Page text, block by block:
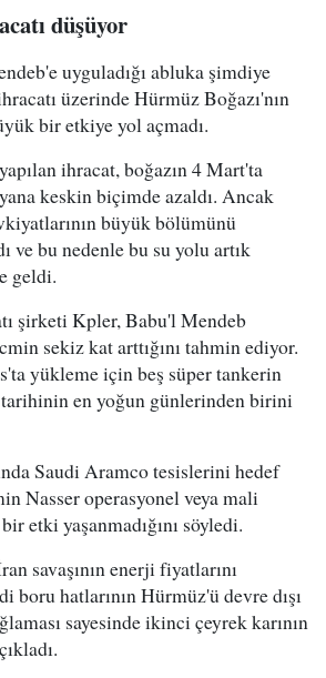
düşüyor
uyguladığı abluka şimdiye
üzerinde Hürmüz Boğazı'nın
bir etkiye yol açmadı.
ihracat, boğazın 4 Mart'ta
keskin biçimde azaldı. Ancak
büyük bölümünü
ve bu nedenle bu su yolu artık
geldi.
şirketi Kpler, Babu'l Mendeb
sekiz kat arttığını tahmin ediyor.
yükleme için beş süper tankerin
tarihinin en yoğun günlerinden birini
Saudi Aramco tesislerini hedef
Nasser operasyonel veya mali
etki yaşanmadığını söyledi.
savaşının enerji fiyatlarını
boru hatlarının Hürmüz'ü devre dışı
sayesinde ikinci çeyrek karının